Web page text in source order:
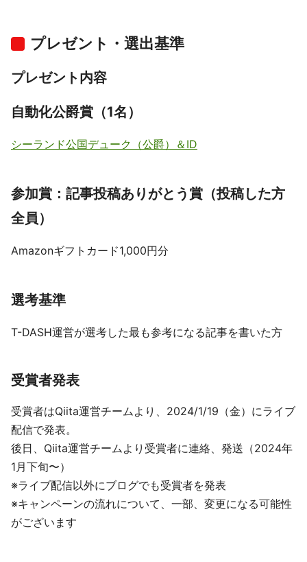
プレゼント・選出基準
プレゼント内容
自動化公爵賞（1名）
シーランド公国デューク（公爵）＆ID
参加賞：記事投稿ありがとう賞（投稿した方
全員）
Amazonギフトカード1,000円分
選考基準
T-DASH運営が選考した最も参考になる記事を書いた方
受賞者発表
受賞者はQiita運営チームより、2024/1/19（金）にライブ
配信で発表。
後日、Qiita運営チームより受賞者に連絡、発送（2024年
1月下旬〜）
※ライブ配信以外にブログでも受賞者を発表
※キャンペーンの流れについて、一部、変更になる可能性
がございます